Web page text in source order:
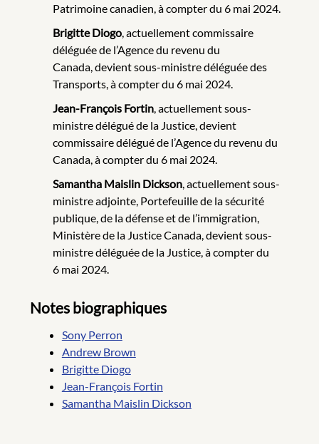
Patrimoine canadien, à compter du 6 mai 2024.
Brigitte Diogo , actuellement commissaire
déléguée de l’Agence du revenu du
Canada, devient sous-ministre déléguée des
Transports, à compter du 6 mai 2024.
Jean-François Fortin , actuellement sous-
ministre délégué de la Justice, devient
commissaire délégué de l’Agence du revenu du
Canada, à compter du 6 mai 2024.
Samantha Maislin Dickson , actuellement sous-
ministre adjointe, Portefeuille de la sécurité
publique, de la défense et de l’immigration,
Ministère de la Justice Canada, devient sous-
ministre déléguée de la Justice, à compter du
6 mai 2024.
Notes biographiques
Sony Perron
Andrew Brown
Brigitte Diogo
Jean-François Fortin
Samantha Maislin Dickson